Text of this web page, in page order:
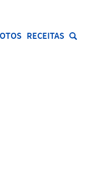
RECEITAS